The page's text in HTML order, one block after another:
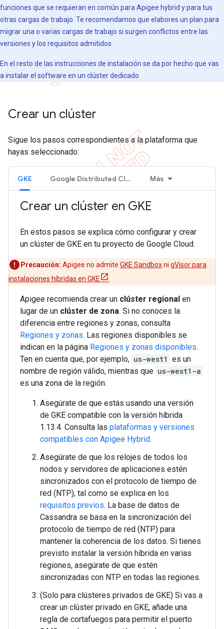
funciones que se requieran en común para Apigee hybrid y para tus
otras cargas de trabajo. Te recomendamos que elabores un plan para
migrar una o varias cargas de trabajo si surgen conflictos entre las
versiones y los requisitos admitidos.
En el resto de las instrucciones de instalación se da por hecho que vas
a instalar el software en un clúster dedicado.
Crear un clúster
Sigue los pasos correspondientes a la plataforma que
hayas seleccionado:
GKE Google Distributed Cloud en VMware Más
Crear un clúster en GKE
En estos pasos se explica cómo configurar y crear
un clúster de GKE en tu proyecto de Google Cloud.
Precaución: Apigee no admite GKE Sandboxni gVisor para
instalaciones híbridas en GKE
Apigee recomienda crear un clúster regional en
lugar de un clúster de zona. Si no conoces la
diferencia entre regiones y zonas, consulta
Regiones y zonas. Las regiones disponibles se
indican en la página Regiones y zonas disponibles.
Ten en cuenta que, por ejemplo, us-west1 es un
nombre de región válido, mientras que us-west1-a
es una zona de la región.
Asegúrate de que estás usando una versión
de GKE compatible con la versión híbrida
1.13.4. Consulta las plataformas y versiones
compatibles con Apigee Hybrid.
Asegúrate de que los relojes de todos los
nodos y servidores de aplicaciones estén
sincronizados con el protocolo de tiempo de
red (NTP), tal como se explica en los
requisitos previos. La base de datos de
Cassandra se basa en la sincronización del
protocolo de tiempo de red (NTP) para
mantener la coherencia de los datos. Si tienes
previsto instalar la versión híbrida en varias
regiones, asegúrate de que estén
sincronizadas con NTP en todas las regiones.
(Solo para clústeres privados de GKE) Si vas a
crear un clúster privado en GKE, añade una
regla de cortafuegos para permitir el puerto